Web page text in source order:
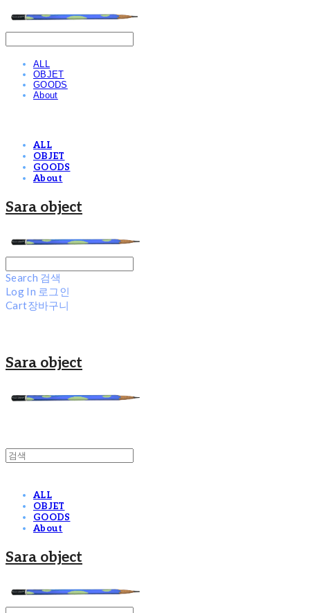
ALL
OBJET
GOODS
About
ALL
OBJET
GOODS
About
Sara object
Search 검색
Log In 로그인
Cart장바구니
Sara object
ALL
OBJET
GOODS
About
Sara object